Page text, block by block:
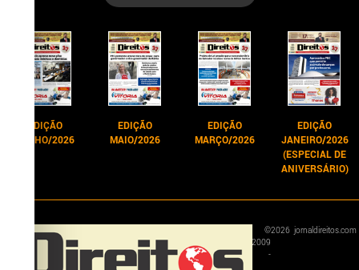
EDIÇÃO
JUNHO/2026
EDIÇÃO
MAIO/2026
EDIÇÃO
MARÇO/2026
EDIÇÃO
JANEIRO/2026
(ESPECIAL DE
ANIVERSÁRIO)
©
2009
-
2026 jornaldireitos.com